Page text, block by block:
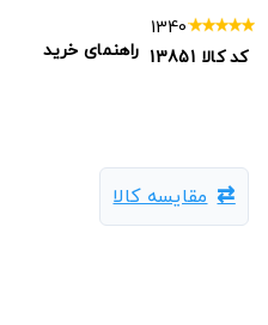
1340
کد کالا 13851 راهنمای خرید
مقایسه کالا